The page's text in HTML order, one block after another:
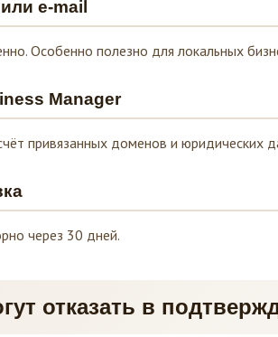
e-mail
Особенно полезно для локальных
Manager
привязанных доменов и юридических
через 30 дней.
отказать в